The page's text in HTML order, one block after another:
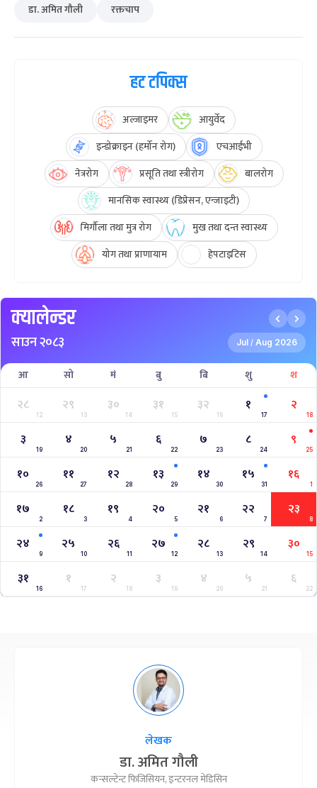
डा. अमित गौली रक्तचाप
हट टपिक्स
अल्जाइमर
आयुर्वेद
इन्डोक्राइन (हर्मोन रोग)
एचआईभी
नेत्ररोग
प्रसूति तथा स्त्रीरोग
बालरोग
मानसिक स्वास्थ्य (डिप्रेसन, एन्जाइटी)
मिर्गौला तथा मुत्र रोग
मुख तथा दन्त स्वास्थ्य
योग तथा प्राणायाम
हेपटाइटिस
क्यालेन्डर
साउन २०८३ Jul / Aug 2026
आ सो मं बु बि शु श
२८
12
२९
13
३०
14
३१
15
३२
16
१
17
२
18
३
19
४
20
५
21
६
22
७
23
८
24
९
25
१०
26
११
27
१२
28
१३
29
१४
30
१५
31
१६
1
१७
2
१८
3
१९
4
२०
5
२१
6
२२
7
२३
8
२४
9
२५
10
२६
11
२७
12
२८
13
२९
14
३०
15
३१
16
१
17
२
18
३
19
४
20
५
21
६
22
लेखक
डा. अमित गौली
कन्सल्टेन्ट फिजिसियन, इन्टरनल मेडिसिन